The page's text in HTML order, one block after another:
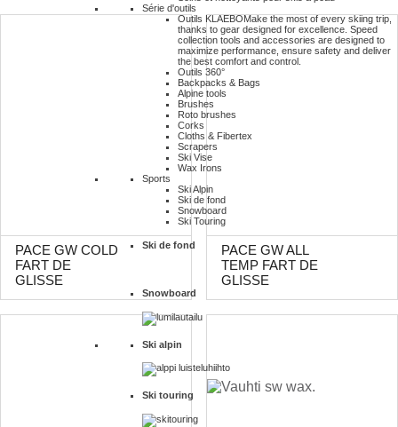
Série d'outils
Outils KLAEBOMake the most of every skiing trip,
thanks to gear designed for excellence. Speed
collection tools and accessories are designed to
maximize performance, ensure safety and deliver
the best comfort and control.
Outils 360°
Backpacks & Bags
Alpine tools
Brushes
Roto brushes
Corks
Cloths & Fibertex
Scrapers
Ski Vise
Wax Irons
Sports
Ski Alpin
Ski de fond
Snowboard
Ski Touring
Ski de fond
Snowboard
Ski alpin
Ski touring
PACE GW COLD
FART DE
GLISSE
PACE GW ALL
TEMP FART DE
GLISSE